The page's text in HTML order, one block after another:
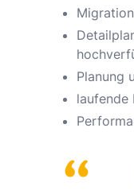
Planung
laufende